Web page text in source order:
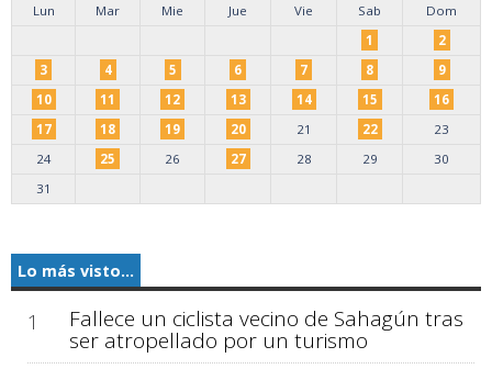
Lun
Mar Mie Jue Vie Sab
Dom
1
2
3
4 5 6 7 8
9
10
11 12 13 14 15
16
17
18 19 20 21 22
23
24
25 26 27 28 29
30
31
Lo más visto...
1 Fallece un ciclista vecino de Sahagún tras
ser atropellado por un turismo